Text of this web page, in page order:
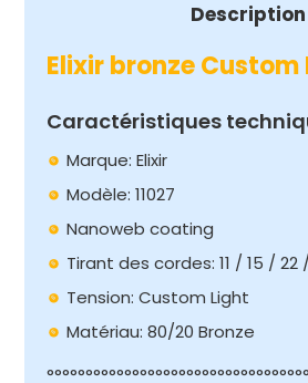
Description
Elixir bronze Custom
Caractéristiques
Marque: Elixir
Modèle: 11027
Nanoweb coating
Tirant des cordes: 11 / 15 /
Tension: Custom Light
Matériau: 80/20 Bronze